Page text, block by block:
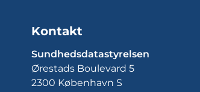
Kontakt
Sundhedsdatastyrelsen
Ørestads Boulevard 5
2300 København S